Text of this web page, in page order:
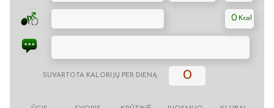
0
SUVARTOTA KALORIJŲ PER DIENĄ: 0